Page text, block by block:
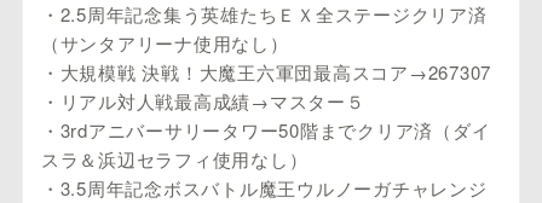
・2.5周年記念集う英雄たちＥＸ全ステージクリア済
（サンタアリーナ使用なし）
・大規模戦 決戦！大魔王六軍団最高スコア→267307
・リアル対人戦最高成績→マスター５
・3rdアニバーサリータワー50階までクリア済（ダイ
スラ＆浜辺セラフィ使用なし）
・3.5周年記念ボスバトル魔王ウルノーガチャレンジ